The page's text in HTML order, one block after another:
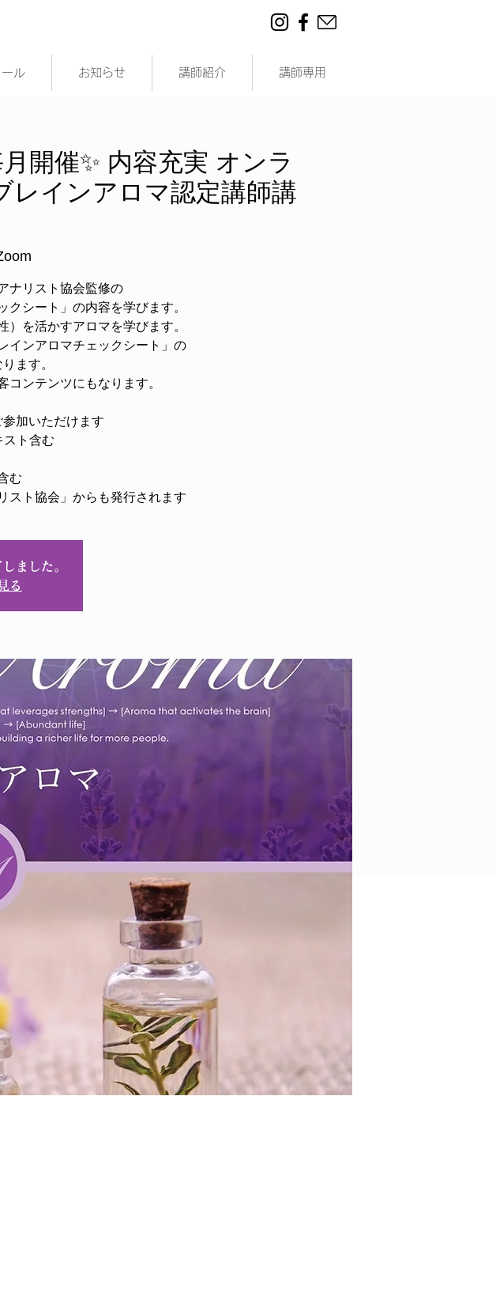
ル お知らせ 講師紹介 講師専用
開催✨ 内容充実 オンラ
レインアロマ認定講師講
ナリスト協会監修の
クシート」の内容を学びます。
を活かすアロマを学びます。
インアロマチェックシート」の
ます。
ンテンツにもなります。
参加いただけます
ト含む
む
スト協会」からも発行されます
ました。
る